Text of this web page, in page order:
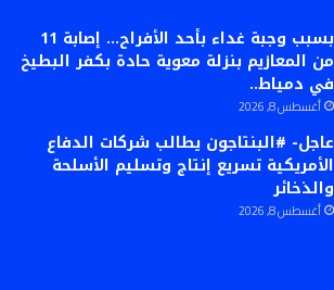
بسبب وجبة غداء بأحد الأفراح… إصابة 11
من المعازيم بنزلة معوية حادة بكفر البطيخ
في دمياط..
أغسطس 8, 2026
عاجل- #البنتاجون يطالب شركات الدفاع
الأمريكية تسريع إنتاج وتسليم الأسلحة
والذخائر
أغسطس 8, 2026